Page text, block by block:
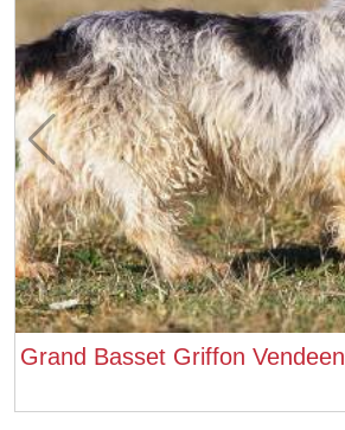
Grand Basset Griffon Vendeen